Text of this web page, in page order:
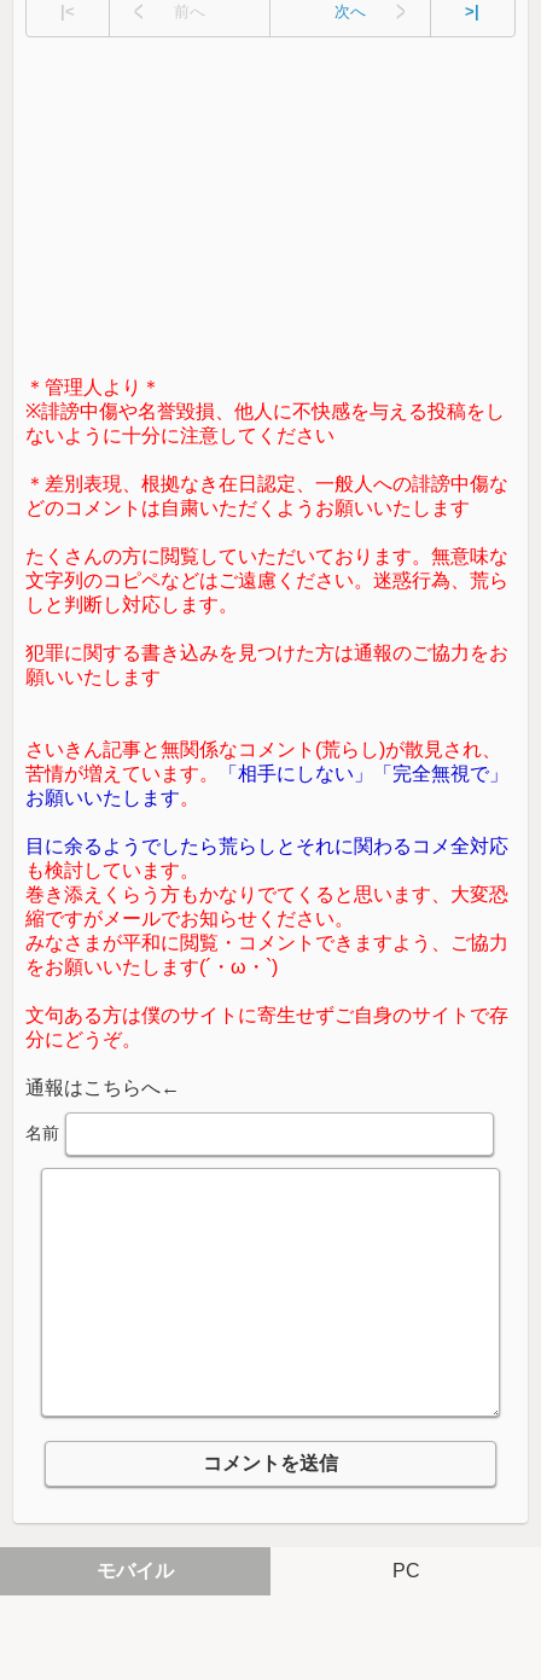
|< 前へ 次へ >|
＊管理人より＊
※誹謗中傷や名誉毀損、他人に不快感を与える投稿をし
ないように十分に注意してください
＊差別表現、根拠なき在日認定、一般人への誹謗中傷な
どのコメントは自粛いただくようお願いいたします
たくさんの方に閲覧していただいております。無意味な
文字列のコピペなどはご遠慮ください。迷惑行為、荒ら
しと判断し対応します。
犯罪に関する書き込みを見つけた方は通報のご協力をお
願いいたします
さいきん記事と無関係なコメント(荒らし)が散見され、
苦情が増えています。
「相手にしない」「完全無視で」
お願いいたします。
目に余るようでしたら荒らしとそれに関わるコメ全対応
も検討しています。
巻き添えくらう方もかなりでてくると思います、大変恐
縮ですがメールでお知らせください。
みなさまが平和に閲覧・コメントできますよう、ご協力
をお願いいたします(´・ω・`)
文句ある方は僕のサイトに寄生せずご自身のサイトで存
分にどうぞ。
通報はこちらへ←
名前
モバイル PC